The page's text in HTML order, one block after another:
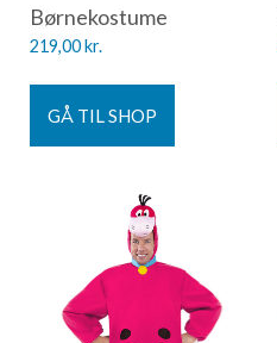
Børnekostume
219,00kr.
GÅ TIL SHOP